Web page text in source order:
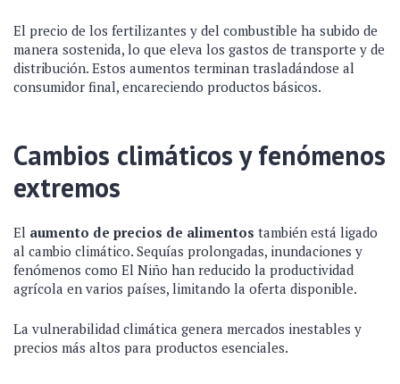
El precio de los fertilizantes y del combustible ha subido de
manera sostenida, lo que eleva los gastos de transporte y de
distribución. Estos aumentos terminan trasladándose al
consumidor final, encareciendo productos básicos.
Cambios climáticos y fenómenos
extremos
El aumento de precios de alimentos también está ligado
al cambio climático. Sequías prolongadas, inundaciones y
fenómenos como El Niño han reducido la productividad
agrícola en varios países, limitando la oferta disponible.
La vulnerabilidad climática genera mercados inestables y
precios más altos para productos esenciales.